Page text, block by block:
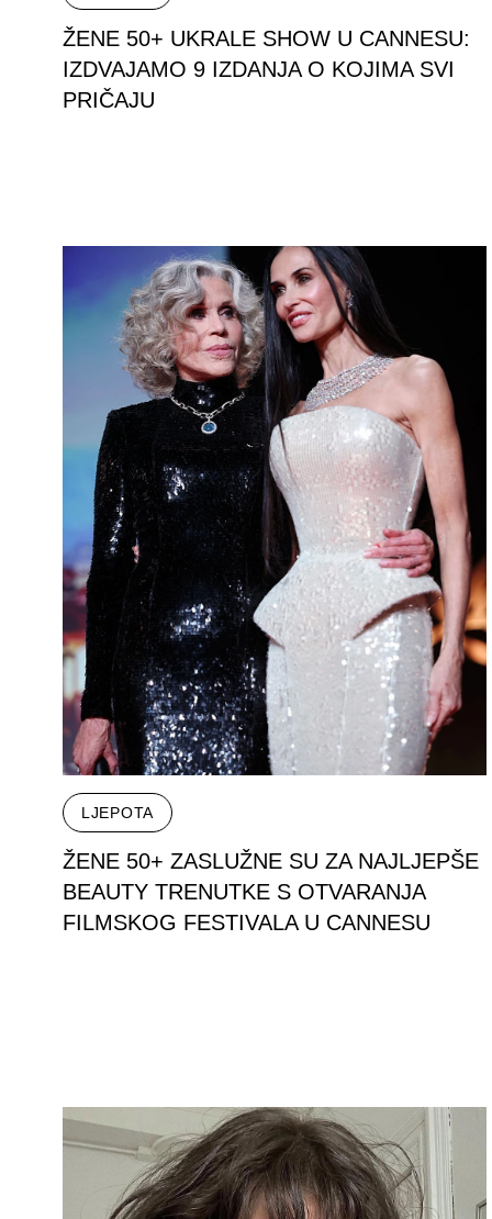
ŽENE 50+ UKRALE SHOW U CANNESU:
IZDVAJAMO 9 IZDANJA O KOJIMA SVI
PRIČAJU
LJEPOTA
ŽENE 50+ ZASLUŽNE SU ZA NAJLJEPŠE
BEAUTY TRENUTKE S OTVARANJA
FILMSKOG FESTIVALA U CANNESU